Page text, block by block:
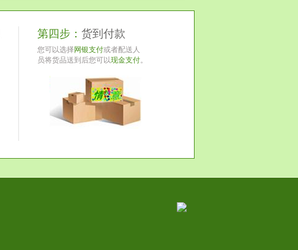
第四步： 货到付款
您可以选择 网银支付或者配送人
员将货品送到后您可以现金支付。